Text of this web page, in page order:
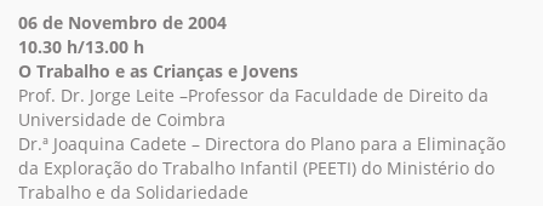
06 de Novembro de 2004
10.30 h/13.00 h
O Trabalho e as Crianças e Jovens
Prof. Dr. Jorge Leite –Professor da Faculdade de Direito da
Universidade de Coimbra
Dr.ª Joaquina Cadete – Directora do Plano para a Eliminação
da Exploração do Trabalho Infantil (PEETI) do Ministério do
Trabalho e da Solidariedade